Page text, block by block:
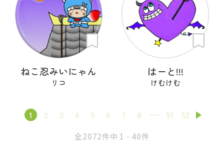
ねこ忍みいにゃん
リコ
はーと!!!
けむけむ
1 2 3 4 5 6 7 8 51 52
全2072件中 1 - 40件